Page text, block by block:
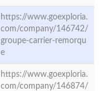
https://www.goexploria.
com/company/146742/
groupe-carrier-remorqu
e
https://www.goexploria.
com/company/146874/